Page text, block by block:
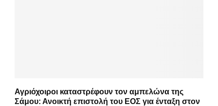
Αγριόχοιροι καταστρέφουν τον αμπελώνα της
Σάμου: Ανοικτή επιστολή του ΕΟΣ για ένταξη στον